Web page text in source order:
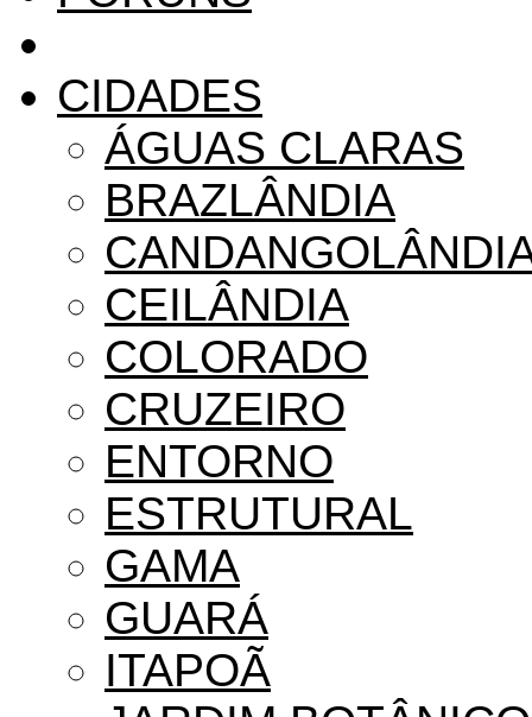
CIDADES
ÁGUAS CLARAS
BRAZLÂNDIA
CEILÂNDIA
COLORADO
CRUZEIRO
ENTORNO
ESTRUTURAL
GAMA
GUARÁ
ITAPOÃ